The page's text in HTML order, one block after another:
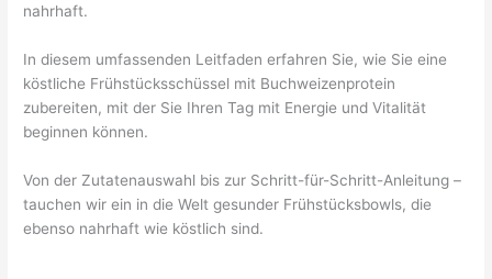
nahrhaft.
In diesem umfassenden Leitfaden erfahren Sie, wie Sie eine
köstliche Frühstücksschüssel mit Buchweizenprotein
zubereiten, mit der Sie Ihren Tag mit Energie und Vitalität
beginnen können.
Von der Zutatenauswahl bis zur Schritt-für-Schritt-Anleitung –
tauchen wir ein in die Welt gesunder Frühstücksbowls, die
ebenso nahrhaft wie köstlich sind.